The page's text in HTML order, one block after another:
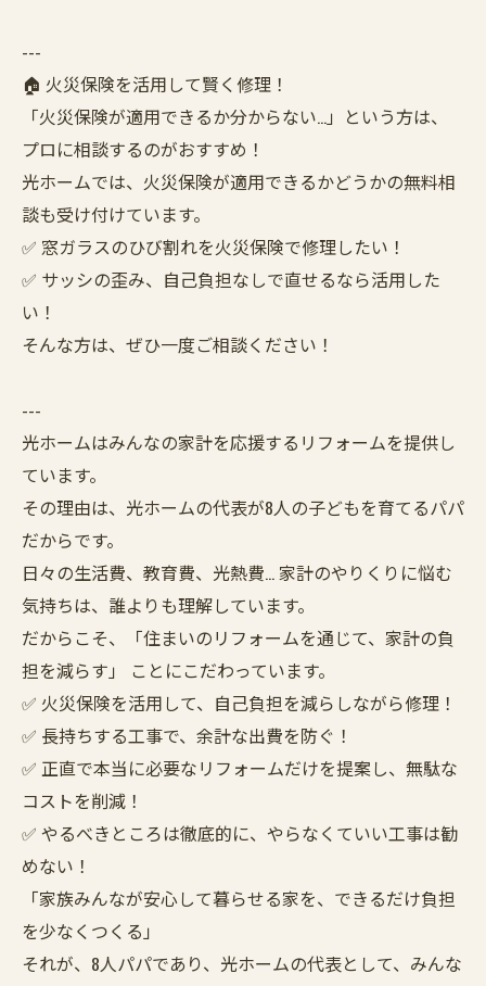
---
🏠 火災保険を活用して賢く修理！
「火災保険が適用できるか分からない…」という方は、
プロに相談するのがおすすめ！
光ホームでは、火災保険が適用できるかどうかの無料相
談も受け付けています。
✅ 窓ガラスのひび割れを火災保険で修理したい！
✅ サッシの歪み、自己負担なしで直せるなら活用した
い！
そんな方は、ぜひ一度ご相談ください！
---
光ホームはみんなの家計を応援するリフォームを提供し
ています。
その理由は、光ホームの代表が8人の子どもを育てるパパ
だからです。
日々の生活費、教育費、光熱費… 家計のやりくりに悩む
気持ちは、誰よりも理解しています。
だからこそ、「住まいのリフォームを通じて、家計の負
担を減らす」 ことにこだわっています。
✅ 火災保険を活用して、自己負担を減らしながら修理！
✅ 長持ちする工事で、余計な出費を防ぐ！
✅ 正直で本当に必要なリフォームだけを提案し、無駄な
コストを削減！
✅ やるべきところは徹底的に、やらなくていい工事は勧
めない！
「家族みんなが安心して暮らせる家を、できるだけ負担
を少なくつくる」
それが、8人パパであり、光ホームの代表として、みんな